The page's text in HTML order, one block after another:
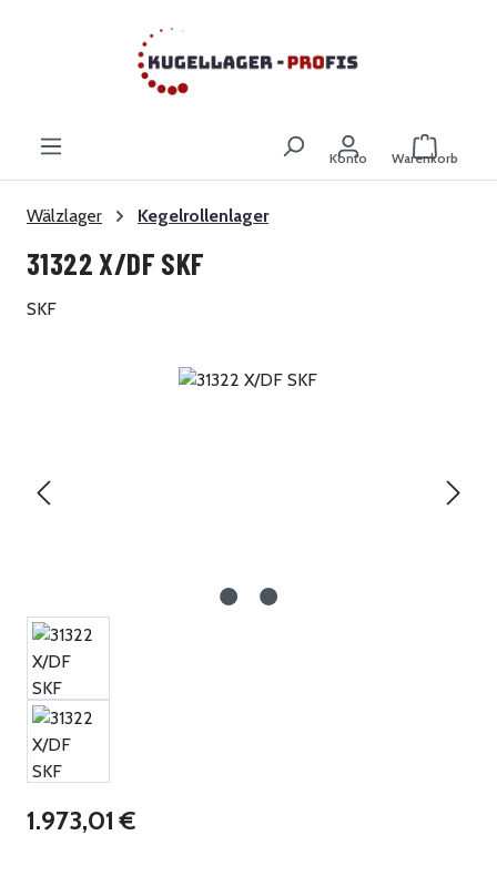
Zum Hauptinhalt springen
Konto Warenkorb
Wälzlager Kegelrollenlager
31322 X/DF SKF
SKF
Bildergalerie überspringen
Regulärer Preis:
1.973,01 €